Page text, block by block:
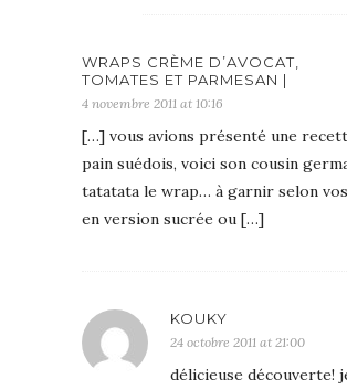
WRAPS CRÈME D’AVOCAT,
TOMATES ET PARMESAN |
4 novembre 2011 at 10:16
[…] vous avions présenté une
pain suédois, voici son cousin
tatatata le wrap… à garnir selon
en version sucrée ou […]
KOUKY
24 octobre 2011 at 21:00
délicieuse découverte!